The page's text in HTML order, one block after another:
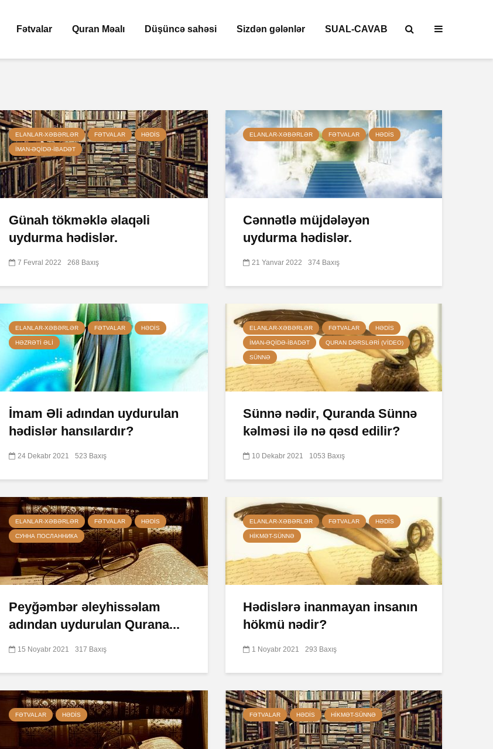
Fətvalar Quran Məalı Düşüncə sahəsi Sizdən gələnlər SUAL-CAVAB
ELANLAR-XƏBƏRLƏR FƏTVALAR HƏDIS
İMAN-ƏQIDƏ-IBADƏT
Günah tökməklə əlaqəli
uydurma hədislər.
7 Fevral 2022 268 Baxış
ELANLAR-XƏBƏRLƏR FƏTVALAR HƏDIS
Cənnətlə müjdələyən
uydurma hədislər.
21 Yanvar 2022 374 Baxış
ELANLAR-XƏBƏRLƏR FƏTVALAR HƏDIS
HƏZRƏTI ƏLI
İmam Əli adından uydurulan
hədislər hansılardır?
24 Dekabr 2021 523 Baxış
ELANLAR-XƏBƏRLƏR FƏTVALAR HƏDIS
İMAN-ƏQIDƏ-IBADƏT QURAN DƏRSLƏRI (VIDEO)
SÜNNƏ
Sünnə nədir, Quranda Sünnə
kəlməsi ilə nə qəsd edilir?
10 Dekabr 2021 1053 Baxış
ELANLAR-XƏBƏRLƏR FƏTVALAR HƏDIS
СУННА ПОСЛАННИКА
Peyğəmbər əleyhissəlam
adından uydurulan Qurana...
15 Noyabr 2021 317 Baxış
ELANLAR-XƏBƏRLƏR FƏTVALAR HƏDIS
HIKMƏT-SÜNNƏ
Hədislərə inanmayan insanın
hökmü nədir?
1 Noyabr 2021 293 Baxış
FƏTVALAR HƏDIS FƏTVALAR HƏDIS HIKMƏT-SÜNNƏ